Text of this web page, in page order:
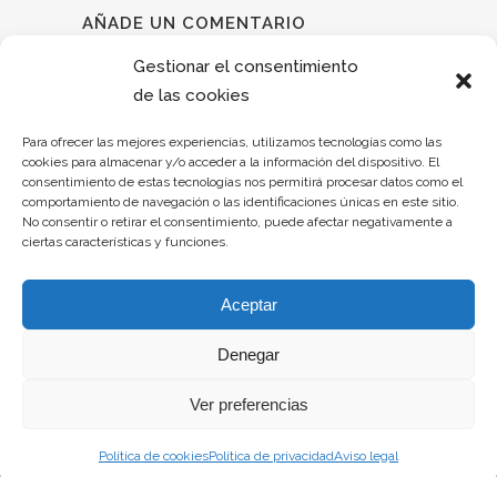
Gestionar el consentimiento
de las cookies
Para ofrecer las mejores experiencias, utilizamos tecnologías como las
cookies para almacenar y/o acceder a la información del dispositivo. El
consentimiento de estas tecnologías nos permitirá procesar datos como el
comportamiento de navegación o las identificaciones únicas en este sitio.
No consentir o retirar el consentimiento, puede afectar negativamente a
ciertas características y funciones.
Aceptar
Denegar
Ver preferencias
Política de cookiesPolítica de privacidadAviso legal
AÑADE UN COMENTARIO
Debes estar conectado para dejar un
comentario.
Carril dos Indios 10 Bajo 27002 Lugo –info@incremptia.com